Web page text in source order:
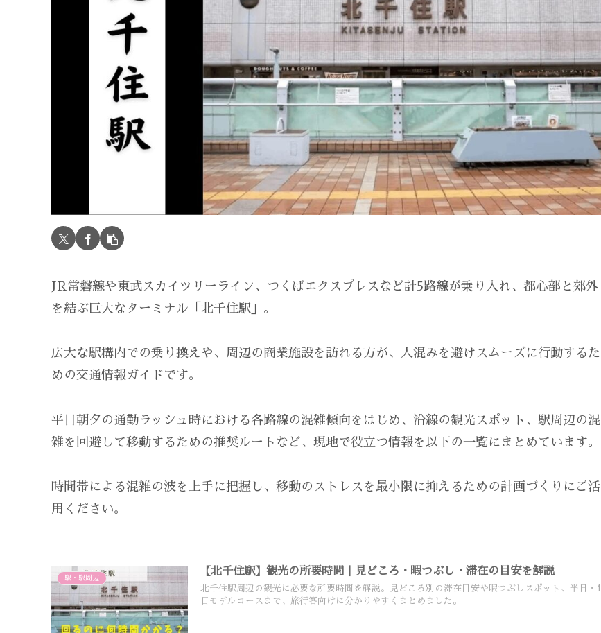
JR常磐線や東武スカイツリーライン、つくばエクスプレスなど計5路線が乗り入れ、都心部と郊外
を結ぶ巨大なターミナル「北千住駅」。
広大な駅構内での乗り換えや、周辺の商業施設を訪れる方が、人混みを避けスムーズに行動するた
めの交通情報ガイドです。
平日朝夕の通勤ラッシュ時における各路線の混雑傾向をはじめ、沿線の観光スポット、駅周辺の混
雑を回避して移動するための推奨ルートなど、現地で役立つ情報を以下の一覧にまとめています。
時間帯による混雑の波を上手に把握し、移動のストレスを最小限に抑えるための計画づくりにご活
用ください。
駅・駅周辺
【北千住駅】観光の所要時間｜見どころ・暇つぶし・滞在の目安を解説
北千住駅周辺の観光に必要な所要時間を解説。見どころ別の滞在目安や暇つぶしスポット、半日・1
日モデルコースまで、旅行客向けに分かりやすくまとめました。